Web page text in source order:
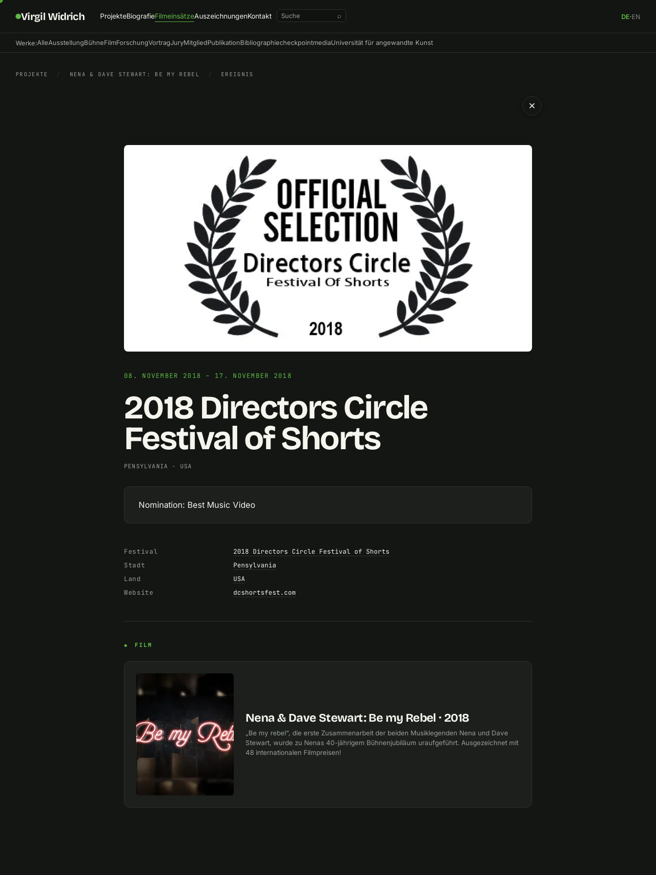
Virgil Widrich ProjekteBiografieFilmeinsätzeAuszeichnungenKontakt ⌕ DE·EN
Werke:AlleAusstellungBühneFilmForschungVortragJuryMitgliedPublikationBibliographiecheckpointmediaUniversität für angewandte Kunst
PROJEKTE / NENA & DAVE STEWART: BE MY REBEL / EREIGNIS
08. NOVEMBER 2018 – 17. NOVEMBER 2018
2018 Directors Circle
Festival of Shorts
PENSYLVANIA · USA
Nomination: Best Music Video
Festival
2018 Directors Circle Festival of Shorts
Stadt
Pensylvania
Land
USA
Website
dcshortsfest.com
FILM
Nena & Dave Stewart: Be my Rebel · 2018
„Be my rebel“, die erste Zusammenarbeit der beiden Musiklegenden Nena und Dave
Stewart, wurde zu Nenas 40-jährigem Bühnenjubiläum uraufgeführt. Ausgezeichnet mit
48 internationalen Filmpreisen!
×